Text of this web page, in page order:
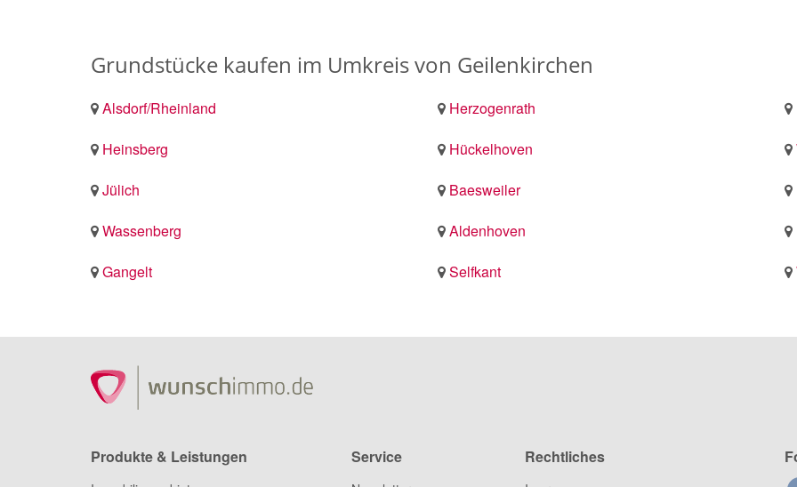
Grundstücke kaufen im Umkreis von Geilenkirchen
Alsdorf/Rheinland Herzogenrath
Heinsberg
Hückelhoven
Jülich
Baesweiler
Wassenberg
Aldenhoven
Gangelt
Selfkant
Produkte & Leistungen Service Rechtliches